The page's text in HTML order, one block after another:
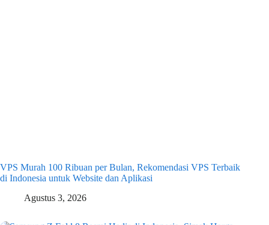
VPS Murah 100 Ribuan per Bulan, Rekomendasi VPS Terbaik
di Indonesia untuk Website dan Aplikasi
Agustus 3, 2026